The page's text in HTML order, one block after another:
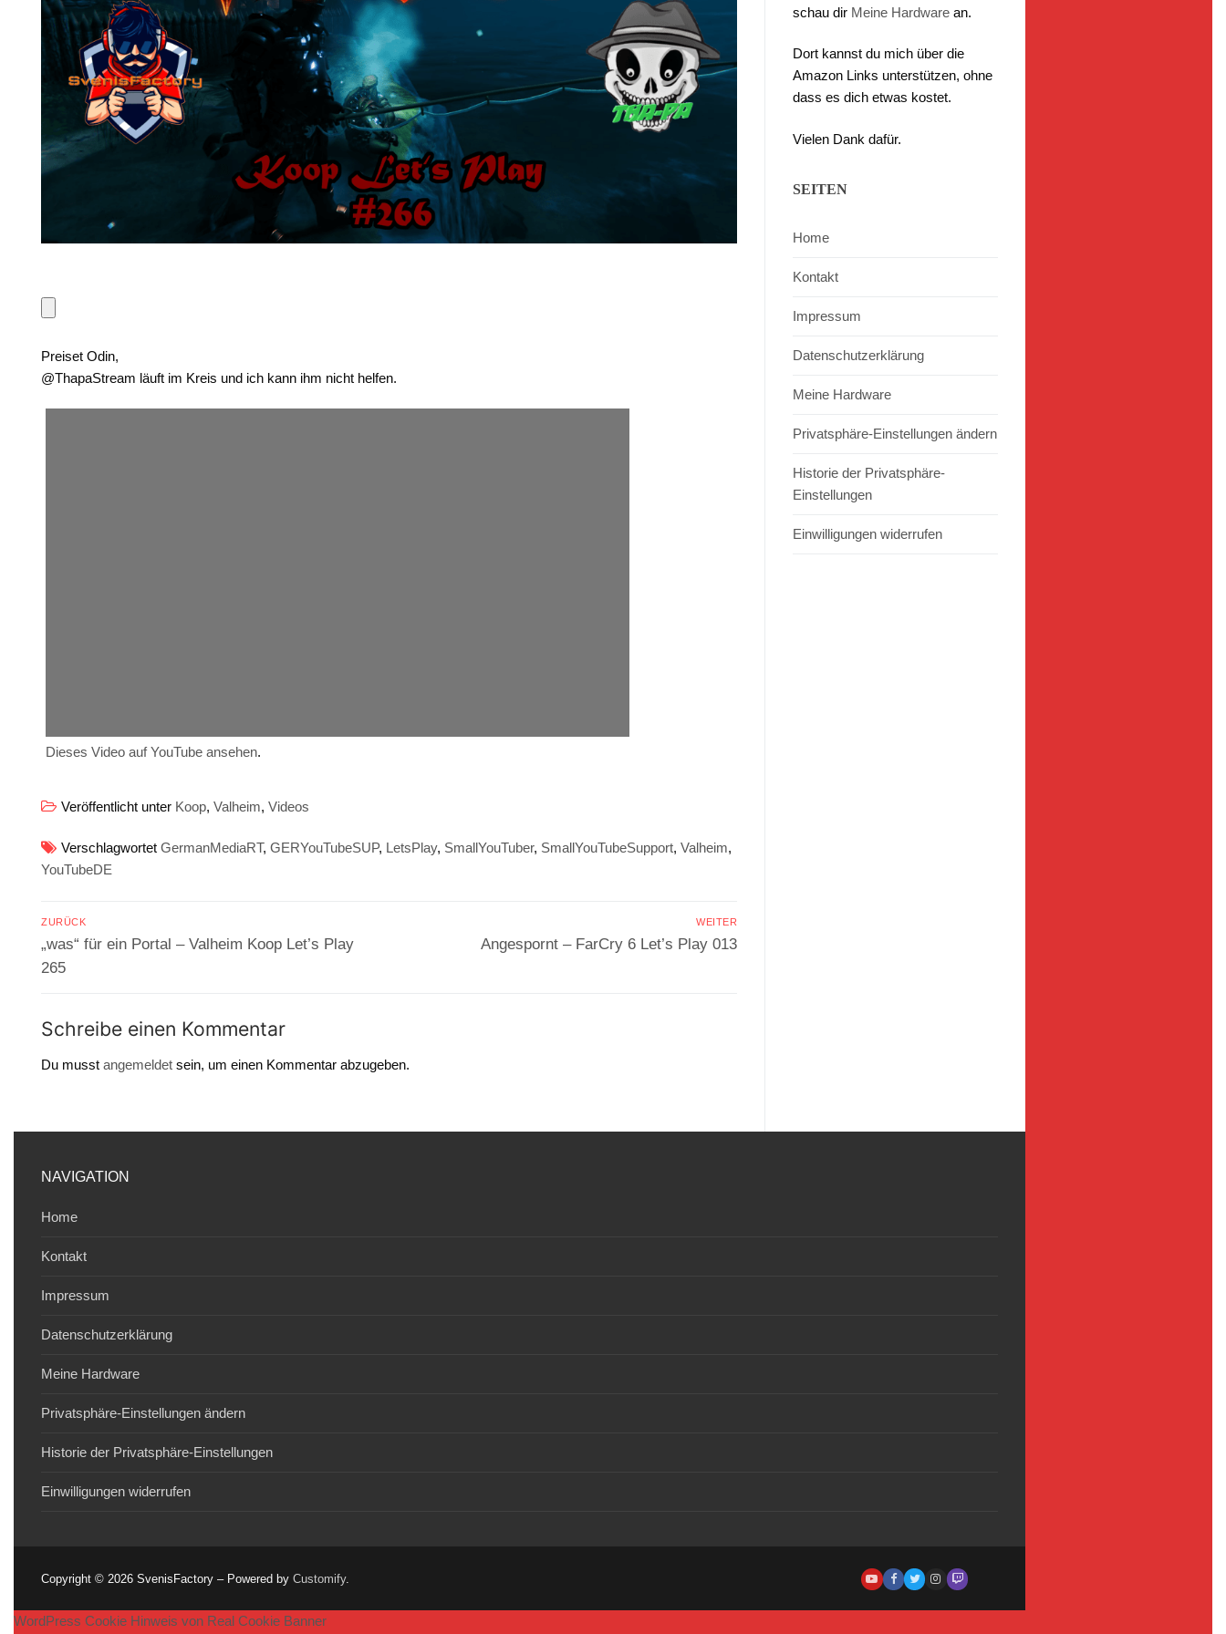
Preiset Odin,
@ThapaStream läuft im Kreis und ich kann ihm nicht helfen.
Dieses Video auf YouTube ansehen.
Veröffentlicht unter Koop, Valheim, Videos
Verschlagwortet GermanMediaRT, GERYouTubeSUP, LetsPlay, SmallYouTuber, SmallYouTubeSupport, Valheim,
YouTubeDE
Beitragsnavigation
ZURÜCK
Vorheriger
Beitrag:
„was“ für ein Portal – Valheim Koop Let’s Play
265
WEITER
Nächster
Angespornt – FarCry 6 Let’s Play 013
Schreibe einen Kommentar
Du musst angemeldet sein, um einen Kommentar abzugeben.
schau dir Meine Hardware an.
Dort kannst du mich über die
Amazon Links unterstützen, ohne
dass es dich etwas kostet.
Vielen Dank dafür.
SEITEN
Home
Kontakt
Impressum
Datenschutzerklärung
Meine Hardware
Privatsphäre-Einstellungen ändern
Historie der Privatsphäre-
Einstellungen
Einwilligungen widerrufen
NAVIGATION
Home
Kontakt
Impressum
Datenschutzerklärung
Meine Hardware
Privatsphäre-Einstellungen ändern
Historie der Privatsphäre-Einstellungen
Einwilligungen widerrufen
Copyright © 2026 SvenisFactory – Powered by Customify.
WordPress Cookie Hinweis von Real Cookie Banner